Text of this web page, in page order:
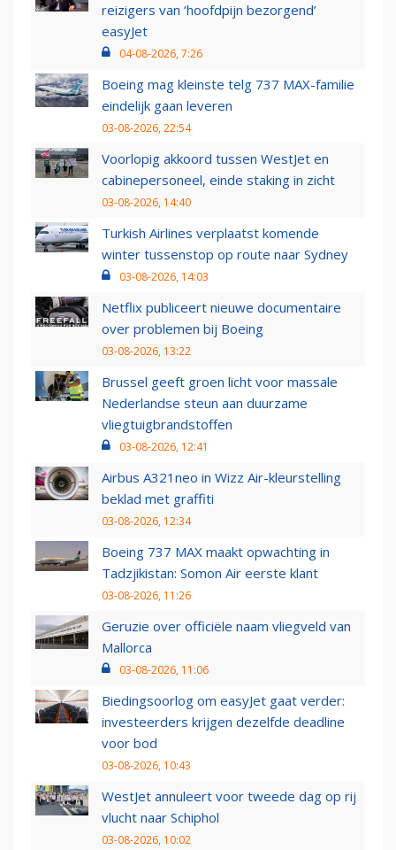
reizigers van ‘hoofdpijn bezorgend’
easyJet
04-08-2026, 7:26
Boeing mag kleinste telg 737 MAX-familie
eindelijk gaan leveren
03-08-2026, 22:54
Voorlopig akkoord tussen WestJet en
cabinepersoneel, einde staking in zicht
03-08-2026, 14:40
Turkish Airlines verplaatst komende
winter tussenstop op route naar Sydney
03-08-2026, 14:03
Netflix publiceert nieuwe documentaire
over problemen bij Boeing
03-08-2026, 13:22
Brussel geeft groen licht voor massale
Nederlandse steun aan duurzame
vliegtuigbrandstoffen
03-08-2026, 12:41
Airbus A321neo in Wizz Air-kleurstelling
beklad met graffiti
03-08-2026, 12:34
Boeing 737 MAX maakt opwachting in
Tadzjikistan: Somon Air eerste klant
03-08-2026, 11:26
Geruzie over officiële naam vliegveld van
Mallorca
03-08-2026, 11:06
Biedingsoorlog om easyJet gaat verder:
investeerders krijgen dezelfde deadline
voor bod
03-08-2026, 10:43
WestJet annuleert voor tweede dag op rij
vlucht naar Schiphol
03-08-2026, 10:02